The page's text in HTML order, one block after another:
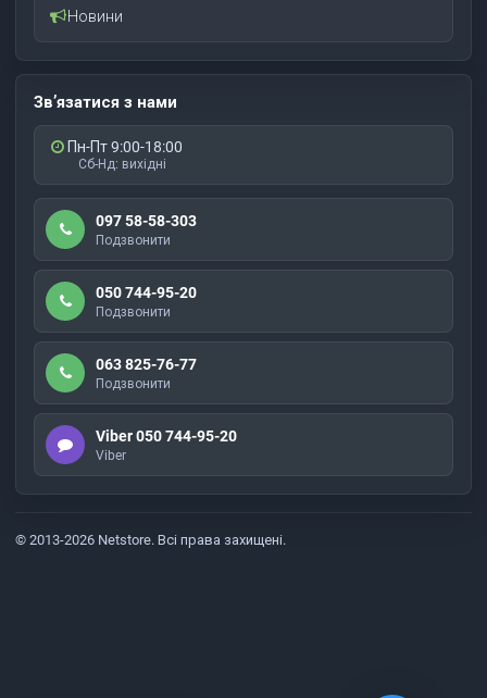
Новини
Зв’язатися з нами
Пн-Пт 9:00-18:00
Сб-Нд: вихідні
097 58-58-303
Подзвонити
050 744-95-20
Подзвонити
063 825-76-77
Подзвонити
Viber 050 744-95-20
Viber
© 2013-2026 Netstore. Всі права захищені.